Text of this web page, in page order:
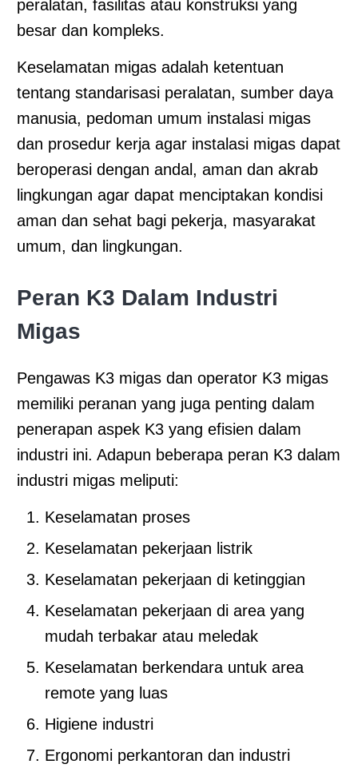
peralatan, fasilitas atau konstruksi yang
besar dan kompleks.
Keselamatan migas adalah ketentuan
tentang standarisasi peralatan, sumber daya
manusia, pedoman umum instalasi migas
dan prosedur kerja agar instalasi migas dapat
beroperasi dengan andal, aman dan akrab
lingkungan agar dapat menciptakan kondisi
aman dan sehat bagi pekerja, masyarakat
umum, dan lingkungan.
Peran K3 Dalam Industri
Migas
Pengawas K3 migas dan operator K3 migas
memiliki peranan yang juga penting dalam
penerapan aspek K3 yang efisien dalam
industri ini. Adapun beberapa peran K3 dalam
industri migas meliputi:
Keselamatan proses
Keselamatan pekerjaan listrik
Keselamatan pekerjaan di ketinggian
Keselamatan pekerjaan di area yang
mudah terbakar atau meledak
Keselamatan berkendara untuk area
remote yang luas
Higiene industri
Ergonomi perkantoran dan industri